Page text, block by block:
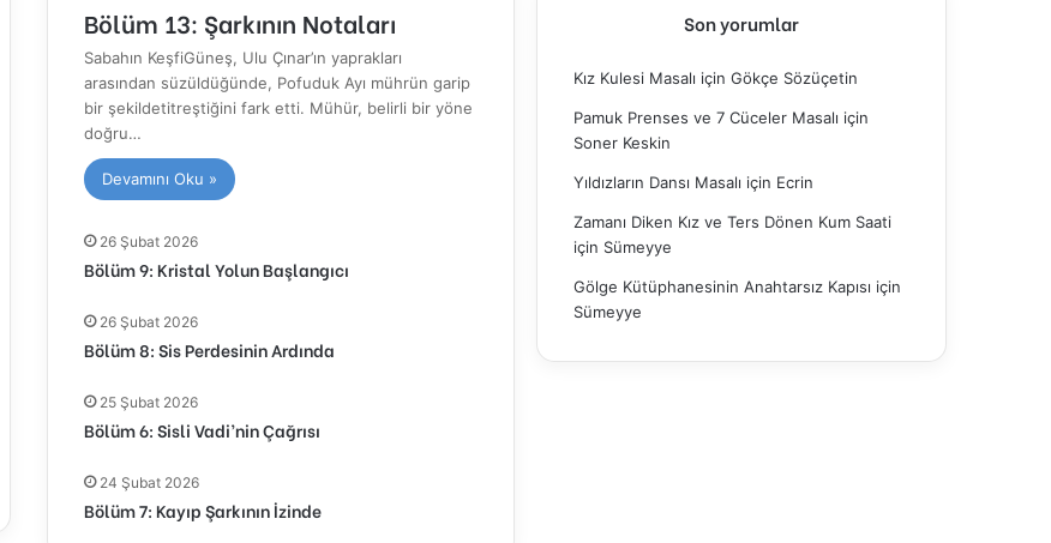
Bölüm 13: Şarkının Notaları
Sabahın KeşfiGüneş, Ulu Çınar’ın yaprakları
arasından süzüldüğünde, Pofuduk Ayı mührün garip
bir şekildetitreştiğini fark etti. Mühür, belirli bir yöne
doğru…
Devamını Oku »
26 Şubat 2026
Bölüm 9: Kristal Yolun Başlangıcı
26 Şubat 2026
Bölüm 8: Sis Perdesinin Ardında
25 Şubat 2026
Bölüm 6: Sisli Vadi’nin Çağrısı
24 Şubat 2026
Bölüm 7: Kayıp Şarkının İzinde
Son yorumlar
Kız Kulesi Masalı için Gökçe Sözüçetin
Pamuk Prenses ve 7 Cüceler Masalı için
Soner Keskin
Yıldızların Dansı Masalı için Ecrin
Zamanı Diken Kız ve Ters Dönen Kum Saati
için Sümeyye
Gölge Kütüphanesinin Anahtarsız Kapısı için
Sümeyye